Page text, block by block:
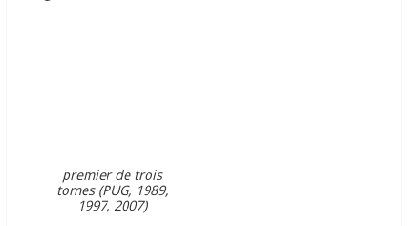
premier de trois
tomes (PUG, 1989,
1997, 2007)